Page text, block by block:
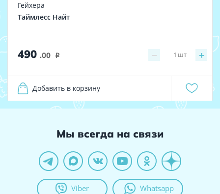
Гейхера
Таймлесс Найт
490 .00 i − +
1 шт
Добавить в корзину
Мы всегда на связи
Viber Whatsapp